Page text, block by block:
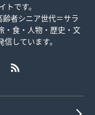
です。
者シニア世代＝サラ
・食・人物・歴史・文
しています。